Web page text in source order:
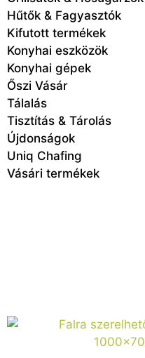
Hűtők & Fagyasztók
Kifutott termékek
Konyhai eszközök
Konyhai gépek
Őszi Vásár
Tálalás
Tisztítás & Tárolás
Újdonságok
Uniq Chafing
Vásári termékek